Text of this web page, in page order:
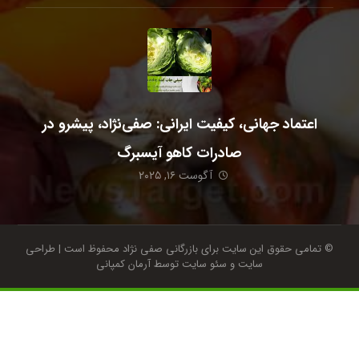
اعتماد جهانی، کیفیت ایرانی: صفی‌نژاد، پیشرو در
صادرات کاهو آیسبرگ
آگوست ۱۶, ۲۰۲۵
© تمامی حقوق این سایت برای بازرگانی صفی نژاد محفوظ است | طراحی
سایت و سئو سایت توسط آرمان کمپانی